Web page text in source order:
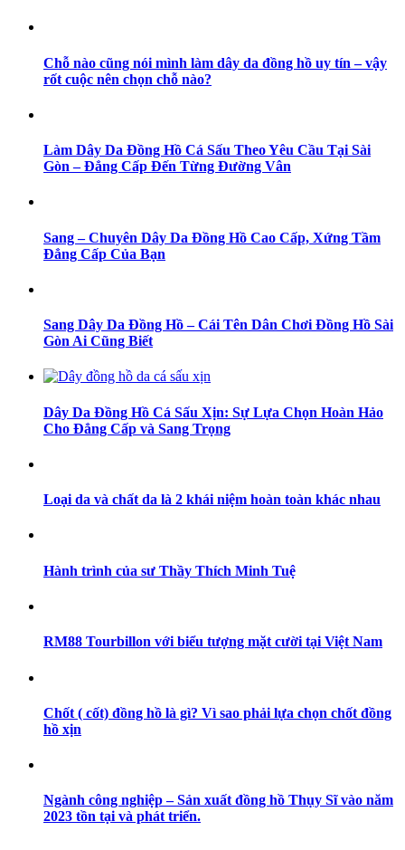
Chỗ nào cũng nói mình làm dây da đồng hồ uy tín – vậy
rốt cuộc nên chọn chỗ nào?
Làm Dây Da Đồng Hồ Cá Sấu Theo Yêu Cầu Tại Sài
Gòn – Đẳng Cấp Đến Từng Đường Vân
Sang – Chuyên Dây Da Đồng Hồ Cao Cấp, Xứng Tầm
Đẳng Cấp Của Bạn
Sang Dây Da Đồng Hồ – Cái Tên Dân Chơi Đồng Hồ Sài
Gòn Ai Cũng Biết
Dây Da Đồng Hồ Cá Sấu Xịn: Sự Lựa Chọn Hoàn Hảo
Cho Đẳng Cấp và Sang Trọng
Loại da và chất da là 2 khái niệm hoàn toàn khác nhau
Hành trình của sư Thầy Thích Minh Tuệ
RM88 Tourbillon với biểu tượng mặt cười tại Việt Nam
Chốt ( cốt) đồng hồ là gì? Vì sao phải lựa chọn chốt đồng
hồ xịn
Ngành công nghiệp – Sản xuất đồng hồ Thụy Sĩ vào năm
2023 tồn tại và phát triển.